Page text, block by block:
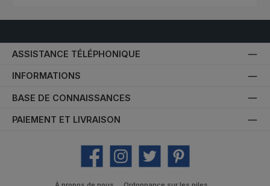
ASSISTANCE TÉLÉPHONIQUE
INFORMATIONS
BASE DE CONNAISSANCES
PAIEMENT ET LIVRAISON
Facebook Instagram Twitter Pinterest